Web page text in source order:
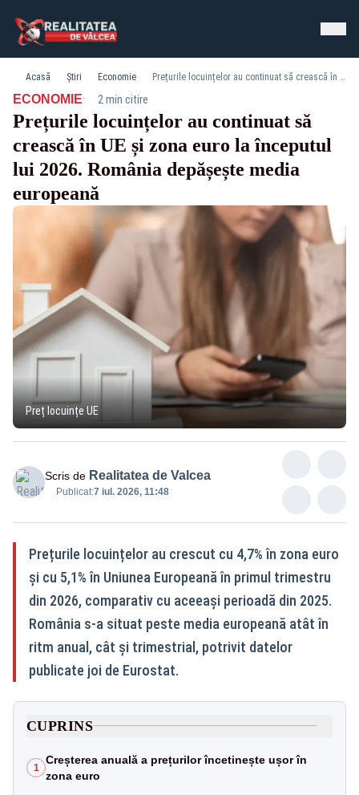
Acasă Știri Economie Prețurile locuințelor au continuat să crească în UE și zona euro la începutul lui 2026. România depășește media europeană
ECONOMIE· 2 min citire
Prețurile locuințelor au continuat să
crească în UE și zona euro la începutul
lui 2026. România depășește media
europeană
Preț locuințe UE
Scris de Realitatea de Valcea
Publicat:7 iul. 2026, 11:48
Prețurile locuințelor au crescut cu 4,7% în zona euro
și cu 5,1% în Uniunea Europeană în primul trimestru
din 2026, comparativ cu aceeași perioadă din 2025.
România s-a situat peste media europeană atât în
ritm anual, cât și trimestrial, potrivit datelor
publicate joi de Eurostat.
CUPRINS
1
Creșterea anuală a prețurilor încetinește ușor în
zona euro